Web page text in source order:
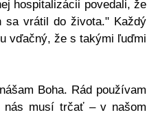
hospitalizácii povedali, že
sa vrátil do života." Každý
vďačný, že s takými ľuďmi
Boha. Rád používam
musí trčať – v našom